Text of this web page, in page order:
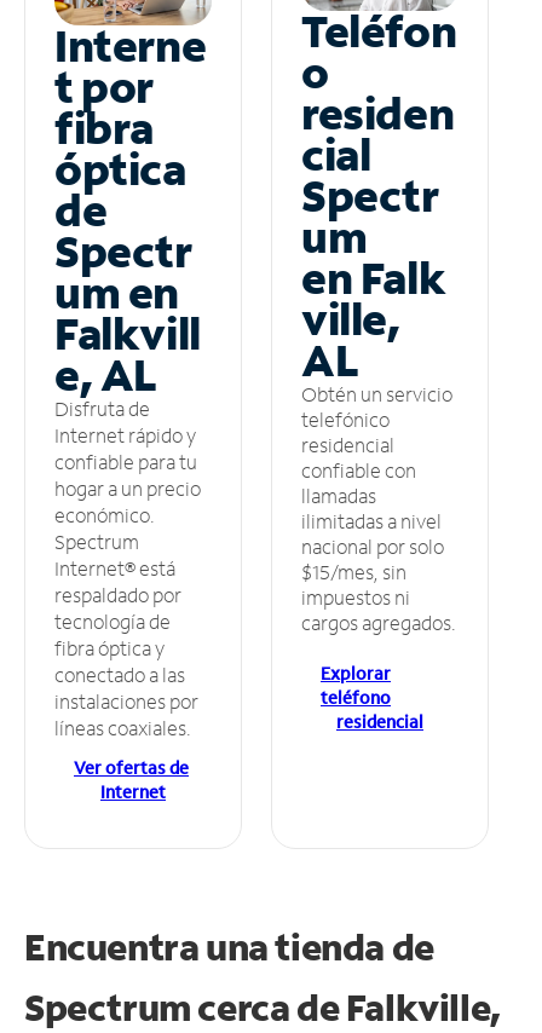
Interne
t por
fibra
óptica
de
Spectr
um en
Falkvill
e, AL
Disfruta de
Internet rápido y
confiable para tu
hogar a un precio
económico.
Spectrum
Internet® está
respaldado por
tecnología de
fibra óptica y
conectado a las
instalaciones por
líneas coaxiales.
Ver ofertas de
Internet
Teléfon
o
residen
cial
Spectr
um
en Falk
ville,
AL
Obtén un servicio
telefónico
residencial
confiable con
llamadas
ilimitadas a nivel
nacional por solo
$15/mes, sin
impuestos ni
cargos agregados.
Explorar
teléfono
residencial
Encuentra una tienda de
Spectrumcerca de Falkville,